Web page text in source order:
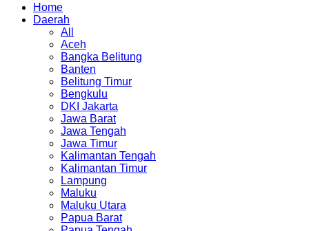
Home
Daerah
All
Aceh
Bangka Belitung
Banten
Belitung Timur
Bengkulu
DKI Jakarta
Jawa Barat
Jawa Tengah
Jawa Timur
Kalimantan Tengah
Kalimantan Timur
Lampung
Maluku
Maluku Utara
Papua Barat